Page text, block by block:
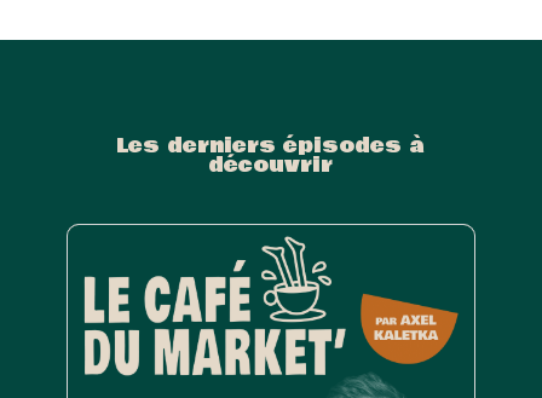
Les derniers épisodes à
découvrir